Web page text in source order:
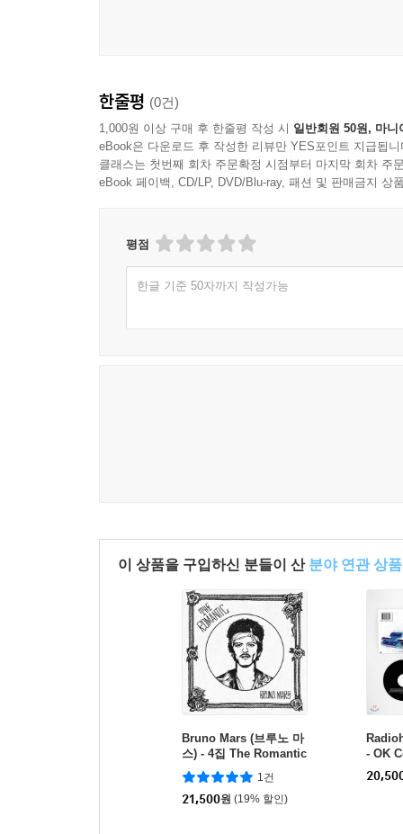
한줄평 (0건)
1,000원 이상 구매 후 한줄평 작성 시 일반회원 50원, 마니
eBook은 다운로드 후 작성한 리뷰만 YES포인트 지급됩니
클래스는 첫번째 회차 주문확정 시점부터 마지막 회차 주
eBook 페이백, CD/LP, DVD/Blu-ray, 패션 및 판매금지 상
평점
한글 기준 50자까지 작성가능
이 상품을 구입하신 분들이 산 분야 연관 상품
Bruno Mars (브루노 마
스) - 4집 The Romantic
1건
21,500원 (19% 할인)
- OK
TOK
입]